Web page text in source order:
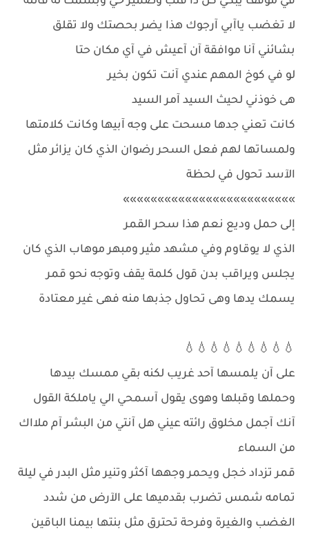
لا تغضب ياآبي آرجوك هذا يضر بحصتك ولا تقلق
بشائني آنا موافقة آن آعيش في آي مكان حتا
لو في كوخ المهم عندي آنت تكون بخير
هى خوذني لحيث السيد آمر السيد
كانت تعني جدها مسحت على وجه آبيها وكانت كلامتها
ولمساتها لهم فعل السحر رضوان الذي كان يزائر مثل
الآسد تحول في لحظة
»»»»»»»»»»»»»»»»»»»»»»»»»
إلى حمل وديع نعم هذا سحر القمر
الذي لا يوقاوم وفي مشهد مثير ومبهر موهاب الذي كان
يجلس ويراقب بدن قول كلمة يقف وتوجه نحو قمر
يسمك يدها وهى تحاول جذبها منه فهى غير معتادة
💧💧💧💧💧💧💧💧💧
على آن يلمسها آحد غريب لكنه بقي ممسك بيدها
وحملها وقبلها وهوى يقول آسمحي الي ياملكة القول
آنك آجمل مخلوق رائته عيني هل آنتي من البشر آم ملااك
من السماء
قمر تزداد خجل ويحمر وجهها آكثر وتنير مثل البدر في ليلة
تمامه شمس تضرب بقدميها على الآرض من شدد
الغضب والغيرة وفرحة تحترق مثل بنتها بيمنا الباقين